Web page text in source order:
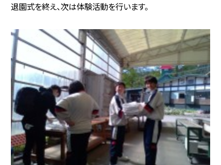
退園式を終え、次は体験活動を行います。